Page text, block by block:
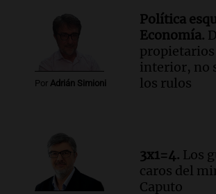
Episodios
Audio.La justicia investiga
millonaria a través de una
Mendoza y San Rafael
Panorama Federal
y contratos de alquiler si se
ley de propiedad privada
Ahora país
Episodios
Por Adrián Simioni
Política
Economía.
interior, no
los rulos
3x1=4. Los
caros del
Caputo